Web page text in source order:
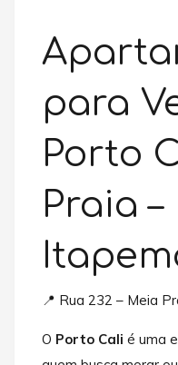
para
Porto
Praia –
📍 Rua 232 – Meia
O Porto Cali é uma